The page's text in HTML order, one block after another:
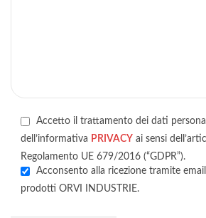
Accetto il trattamento dei dati
dell’informativa PRIVACY ai sensi
Regolamento UE 679/2016 (“GDPR”).
Acconsento alla ricezione tramite
prodotti ORVI INDUSTRIE.